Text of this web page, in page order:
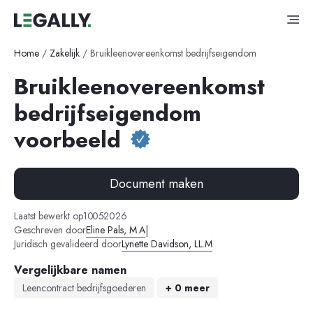
Home / Zakelijk / Bruikleenovereenkomst bedrijfseigendom
Bruikleenovereenkomst
bedrijfseigendom
voorbeeld
Document maken
Laatst bewerkt op10-05-2026
Geschreven doorEline Pals, M.A|
Juridisch gevalideerd doorLynette Davidson, LL.M
Vergelijkbare namen
Leencontract bedrijfsgoederen + 0 meer